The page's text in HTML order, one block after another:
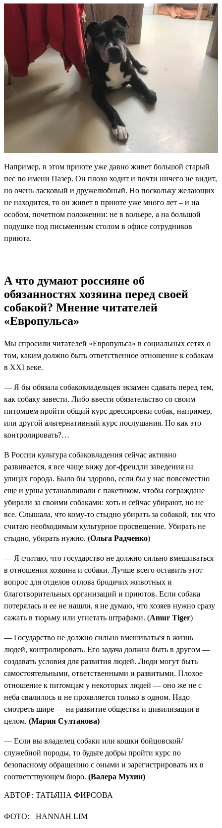
Например, в этом приюте уже давно живет большой старый
пес по имени Пазер. Он плохо ходит и почти ничего не видит,
но очень ласковый и дружелюбный. Но поскольку желающих
не находится, то он живет в приюте уже много лет – и на
особом, почетном положении: не в вольере, а на большой
подушке под письменным столом в офисе сотрудников
приюта.
А что думают россияне об
обязанностях хозяина перед своей
собакой? Мнение читателей
«Европульса»
Мы спросили читателей «Европульса» в социальных сетях о
том, каким должно быть ответственное отношение к собакам
в XXI веке.
— Я бы обязала собаковладельцев экзамен сдавать перед тем,
как собаку завести. Либо ввести обязательство со своим
питомцем пройти общий курс дрессировки собак, например,
или другой альтернативный курс послушания. Но как это
контролировать?…
В России культура собаковладения сейчас активно
развивается, я все чаще вижу дог-френдли заведения на
улицах города. Было бы здорово, если бы у нас повсеместно
еще и урны устанавливали с пакетиком, чтобы сограждане
убирали за своими собаками: хоть и сейчас убирают, но не
все. Слышала, что кому-то стыдно убирать за собакой, так что
считаю необходимым культурное просвещение. Убирать не
стыдно, убирать нужно. (Ольга Радченко)
— Я считаю, что государство не должно сильно вмешиваться
в отношения хозяина и собаки. Лучше всего оставить этот
вопрос для отделов отлова бродячих животных и
благотворительных организаций и приютов. Если собака
потерялась и ее не нашли, я не думаю, что хозяев нужно сразу
сажать в тюрьму или угнетать штрафами. (Amur Tiger)
— Государство не должно сильно вмешиваться в жизнь
людей, контролировать. Его задача должна быть в другом —
создавать условия для развития людей. Люди могут быть
самостоятельными, ответственными и развитыми. Плохое
отношение к питомцам у некоторых людей — оно же не с
неба свалилось и не проявляется только в одном. Надо
смотреть шире — на развитие общества и цивилизации в
целом. (Мария Султанова)
— Если вы владелец собаки или кошки бойцовской/
служебной породы, то будьте добры пройти курс по
безопасному обращению с оными и зарегистрировать их в
соответствующем бюро. (Валера Мухин)
АВТОР: ТАТЬЯНА ФИРСОВА
ФОТО: HANNAH LIM